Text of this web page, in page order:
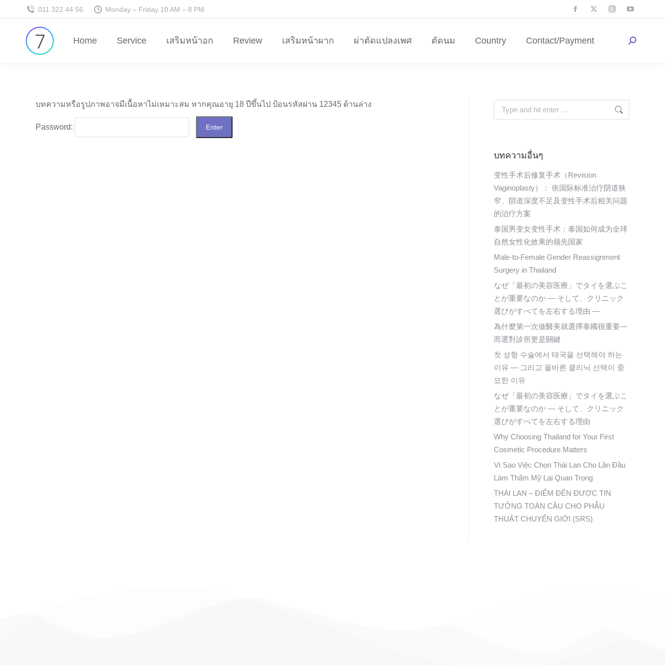
011 322 44 56 Monday – Friday 10 AM – 8 PM
Home Service เสริมหน้าอก Review เสริมหน้าผาก ผ่าตัดแปลงเพศ ตัดนม Country Contact/Payment
บทความหรือรูปภาพอาจมีเนื้อหาไม่เหมาะสม หากคุณอายุ 18 ปีขึ้นไป ป้อนรหัสผ่าน 12345 ด้านล่าง
Password:
บทความอื่นๆ
变性手术后修复手术（Revision
Vaginoplasty）： 依国际标准治疗阴道狭
窄、阴道深度不足及变性手术后相关问题
的治疗方案
泰国男变女变性手术：泰国如何成为全球
自然女性化效果的领先国家
Male-to-Female Gender Reassignment
Surgery in Thailand
なぜ「最初の美容医療」でタイを選ぶこ
とが重要なのか ― そして、クリニック
選びがすべてを左右する理由 ―
為什麼第一次做醫美就選擇泰國很重要—
而選對診所更是關鍵
첫 성형 수술에서 태국을 선택해야 하는
이유 — 그리고 올바른 클리닉 선택이 중
요한 이유
なぜ「最初の美容医療」でタイを選ぶこ
とが重要なのか ― そして、クリニック
選びがすべてを左右する理由
Why Choosing Thailand for Your First
Cosmetic Procedure Matters
Vì Sao Việc Chọn Thái Lan Cho Lần Đầu
Làm Thẩm Mỹ Lại Quan Trọng
THÁI LAN – ĐIỂM ĐẾN ĐƯỢC TIN
TƯỞNG TOÀN CẦU CHO PHẪU
THUẬT CHUYỂN GIỚI (SRS)